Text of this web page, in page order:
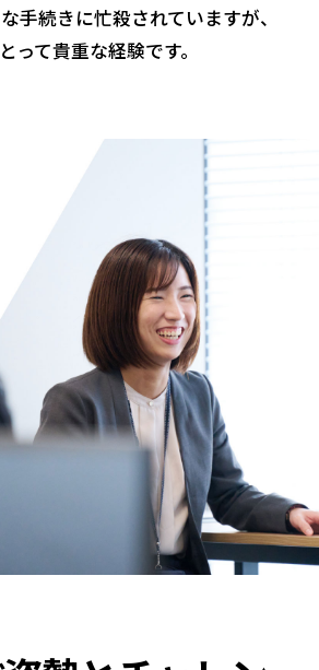
手続きに忙殺されていますが、
って貴重な経験です。